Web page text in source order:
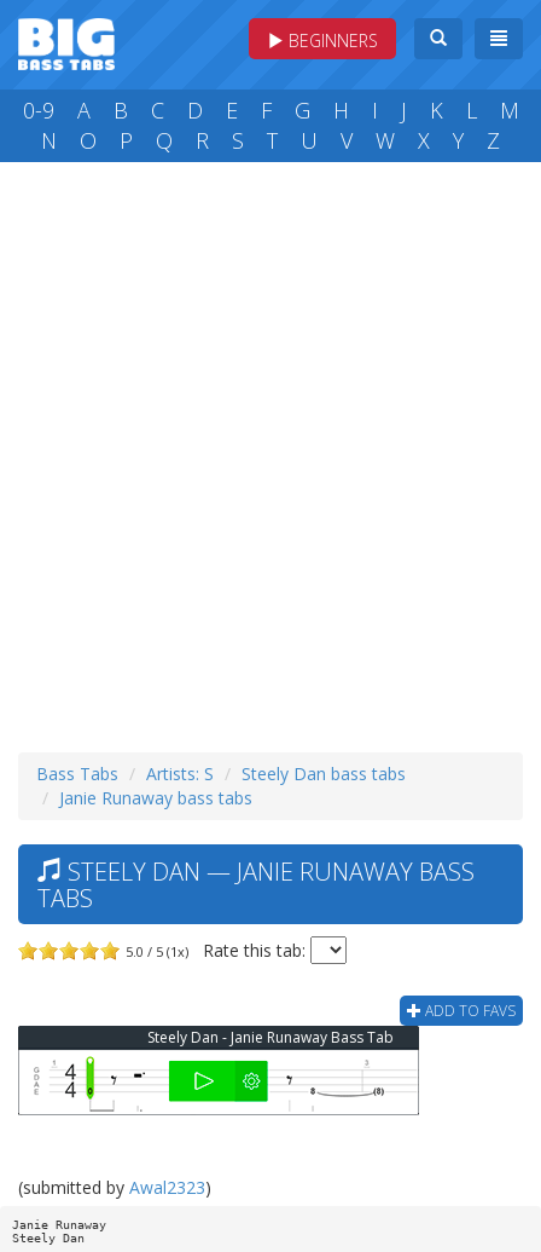
BEGINNERS
0-9 A B C D E F G H I J K L
M
N
O P Q R S T U V W X Y Z
Bass Tabs Artists: S
Steely Dan bass tabs
Janie Runaway bass tabs
STEELY DAN — JANIE RUNAWAY BASS
TABS
5.0 / 5 (1x) Rate this tab:
ADD TO FAVS
Steely Dan - Janie Runaway Bass Tab
(submitted by Awal2323)
Janie Runaway
Steely Dan